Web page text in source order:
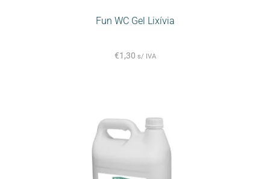
Fun WC Gel Lixívia
€1,30 s/ IVA